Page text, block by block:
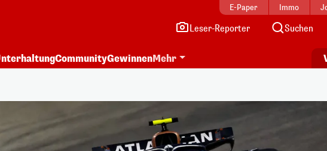
E-Paper Immo
Leser-Reporter Suchen
CommunityGewinnenMehr